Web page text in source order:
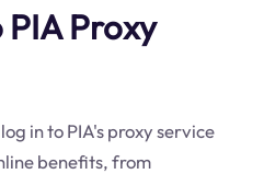
Proxy
in to PIA's proxy service
benefits, from